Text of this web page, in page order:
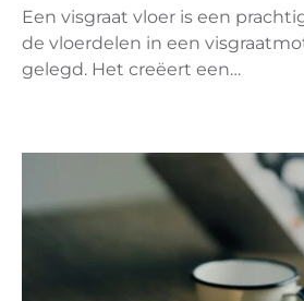
Een visgraat vloer is een
de vloerdelen in een
gelegd. Het creëert een…